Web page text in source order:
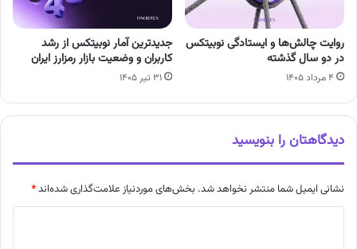
روایت چالش‌ها و ایستادگی نوبیتکس
در دو سال گذشته
۴ مرداد ۱۴۰۵
جدیدترین آمار نوبیتکس از رشد
کاربران و وضعیت بازار رمزارز ایران
۳۱ تیر ۱۴۰۵
دیدگاهتان را بنویسید
نشانی ایمیل شما منتشر نخواهد شد. بخش‌های موردنیاز علامت‌گذاری شده‌اند*